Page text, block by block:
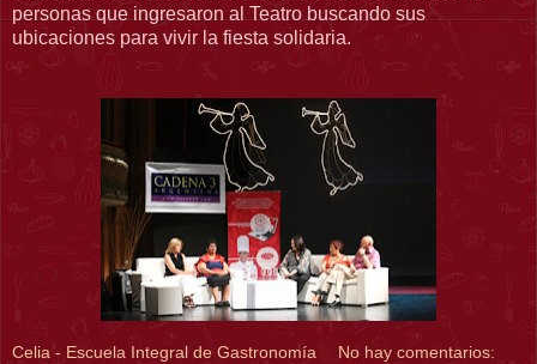
personas que ingresaron al Teatro buscando sus
ubicaciones para vivir la fiesta solidaria.
Celia - Escuela Integral de Gastronomía No hay comentarios: